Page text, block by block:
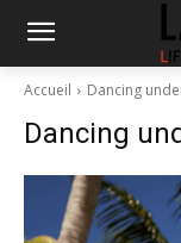
Accueil Dancing
Dancing